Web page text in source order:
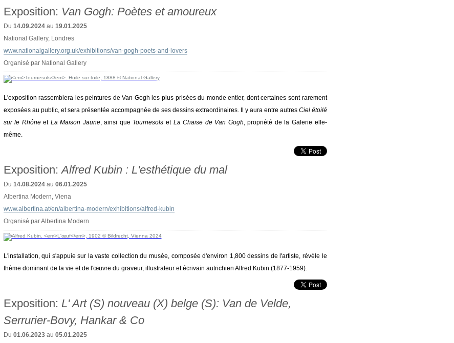
Exposition: Van Gogh: Poètes et amoureux
Du 14.09.2024au 19.01.2025
National Gallery, Londres
www.nationalgallery.org.uk/exhibitions/van-gogh-poets-and-lovers
Organisé par National Gallery
L'exposition rassemblera les peintures de Van Gogh les plus prisées du monde entier, dont certaines sont rarement
exposées au public, et sera présentée accompagnée de ses dessins extraordinaires. Il y aura entre autres Ciel étoilé
sur le Rhôneet La Maison Jaune, ainsi que Tournesolset La Chaise de Van Gogh, propriété de la Galerie elle-
même.
Exposition:Alfred Kubin : L'esthétique du mal
Du 14.08.2024au 06.01.2025
Albertina Modern, Viena
www.albertina.at/en/albertina-modern/exhibitions/alfred-kubin
Organisé par Albertina Modern
L'installation, qui s'appuie sur la vaste collection du musée, composée d'environ 1,800 dessins de l'artiste, révèle le
thème dominant de la vie et de l'œuvre du graveur, illustrateur et écrivain autrichien Alfred Kubin (1877-1959).
Exposition: L' Art (S) nouveau (X) belge (S): Van de Velde,
Serrurier-Bovy, Hankar & Co
Du 01.06.2023au 05.01.2025